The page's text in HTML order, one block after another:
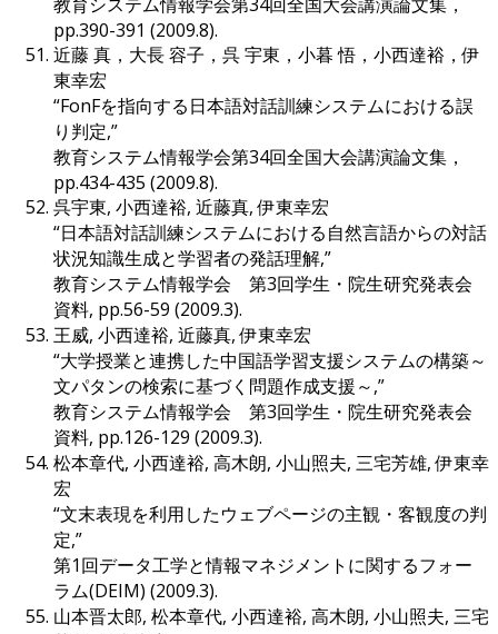
pp.390-391 (2009.8).
近藤 真，大長 容子，呉 宇東，小暮 悟，小西達裕，伊
東幸宏
“FonFを指向する日本語対話訓練システムにおける誤
り判定,”
教育システム情報学会第34回全国大会講演論文集，
pp.434-435 (2009.8).
呉宇東, 小西達裕, 近藤真, 伊東幸宏
“日本語対話訓練システムにおける自然言語からの対話
状況知識生成と学習者の発話理解,”
教育システム情報学会 第3回学生・院生研究発表会
資料, pp.56-59 (2009.3).
王威, 小西達裕, 近藤真, 伊東幸宏
“大学授業と連携した中国語学習支援システムの構築～
文パタンの検索に基づく問題作成支援～,”
教育システム情報学会 第3回学生・院生研究発表会
資料, pp.126-129 (2009.3).
松本章代, 小西達裕, 高木朗, 小山照夫, 三宅芳雄, 伊東幸
宏
“文末表現を利用したウェブページの主観・客観度の判
定,”
第1回データ工学と情報マネジメントに関するフォー
ラム(DEIM) (2009.3).
山本晋太郎, 松本章代, 小西達裕, 高木朗, 小山照夫, 三宅